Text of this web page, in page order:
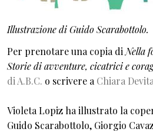
Illustrazione di Guido Scarabottolo.
Per prenotare una copia diNella
Storie di avventure, cicatrici e
di A.B.C. o scrivere aChiara
Violeta Lopiz ha illustrato la
Guido Scarabottolo, Giorgio